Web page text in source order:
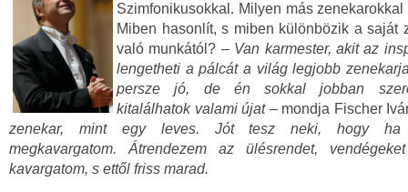
Szimfonikusokkal. Milyen más
Miben hasonlít, s miben különbözik a saját
való munkától? – Van karmester, akit az
lengetheti a pálcát a világ legjobb
persze jó, de én sokkal jobban
kitalálhatok valami újat– mondja Fischer
zenekar, mint egy leves. Jót tesz neki, hogy ha
megkavargatom. Átrendezem az ülésrendet,
kavargatom, s ettől friss marad.